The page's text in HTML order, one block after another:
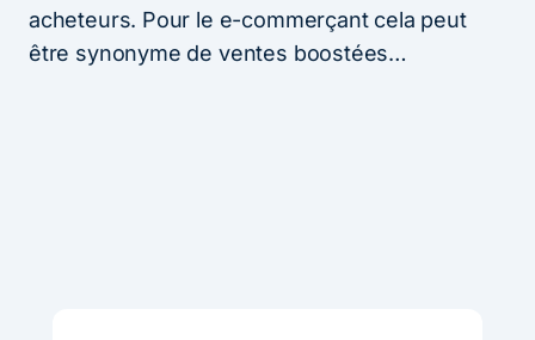
acheteurs. Pour le e-commerçant cela peut
être synonyme de ventes boostées…